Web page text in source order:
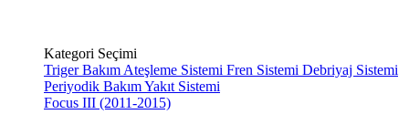
Kategori Seçimi
Triger Bakım Ateşleme Sistemi Fren Sistemi Debriyaj Sistemi
Periyodik BakımYakıt Sistemi
Focus III (2011-2015)